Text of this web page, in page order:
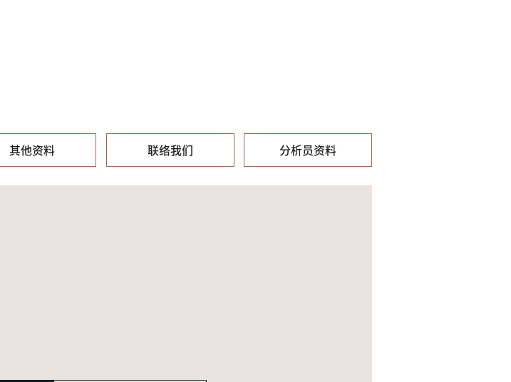
其他资料 联络我们 分析员资料